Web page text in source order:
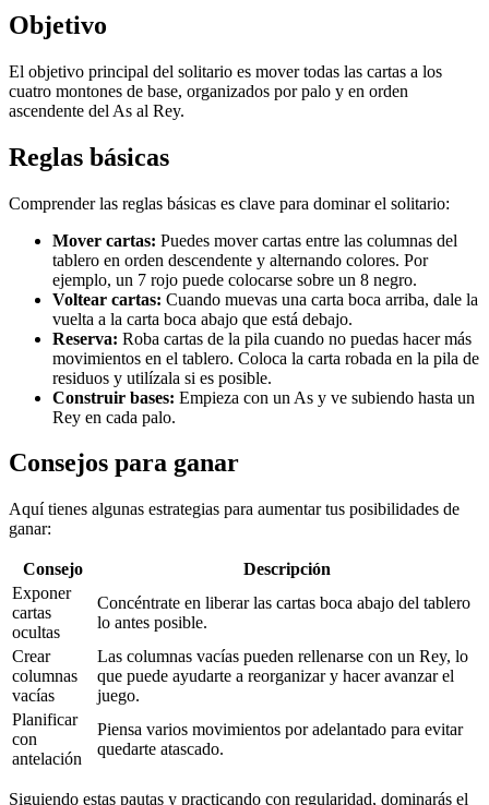
Objetivo
El objetivo principal del solitario es mover todas las cartas a los
cuatro montones de base, organizados por palo y en orden
ascendente del As al Rey.
Reglas básicas
Comprender las reglas básicas es clave para dominar el solitario:
Mover cartas: Puedes mover cartas entre las columnas del
tablero en orden descendente y alternando colores. Por
ejemplo, un 7 rojo puede colocarse sobre un 8 negro.
Voltear cartas: Cuando muevas una carta boca arriba, dale la
vuelta a la carta boca abajo que está debajo.
Reserva: Roba cartas de la pila cuando no puedas hacer más
movimientos en el tablero. Coloca la carta robada en la pila de
residuos y utilízala si es posible.
Construir bases: Empieza con un As y ve subiendo hasta un
Rey en cada palo.
Consejos para ganar
Aquí tienes algunas estrategias para aumentar tus posibilidades de
ganar:
Consejo
Descripción
Exponer
cartas
ocultas
Concéntrate en liberar las cartas boca abajo del tablero
lo antes posible.
Crear
columnas
vacías
Las columnas vacías pueden rellenarse con un Rey, lo
que puede ayudarte a reorganizar y hacer avanzar el
juego.
Planificar
con
antelación
Piensa varios movimientos por adelantado para evitar
quedarte atascado.
Siguiendo estas pautas y practicando con regularidad, dominarás el